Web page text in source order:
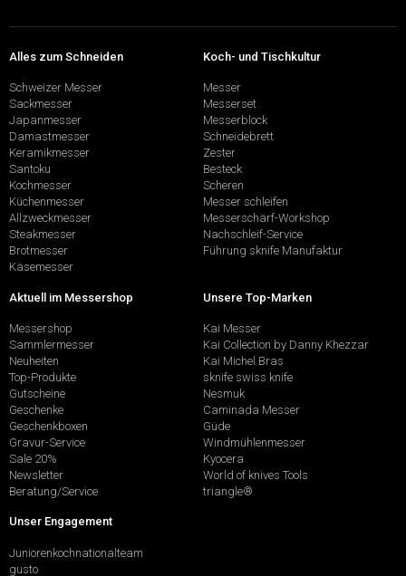
Alles zum Schneiden
Schweizer Messer
Sackmesser
Japanmesser
Damastmesser
Keramikmesser
Santoku
Kochmesser
Küchenmesser
Allzweckmesser
Steakmesser
Brotmesser
Käsemesser
Koch- und Tischkultur
Messer
Messerset
Messerblock
Schneidebrett
Zester
Besteck
Scheren
Messer schleifen
Messerschärf-Workshop
Nachschleif-Service
Führung sknife Manufaktur
Aktuell im Messershop
Messershop
Sammlermesser
Neuheiten
Top-Produkte
Gutscheine
Geschenke
Geschenkboxen
Gravur-Service
Sale 20%
Newsletter
Beratung/Service
Unsere Top-Marken
Kai Messer
Kai Collection by Danny Khezzar
Kai Michel Bras
sknife swiss knife
Nesmuk
Caminada Messer
Güde
Windmühlenmesser
Kyocera
World of knives Tools
triangle®
Unser Engagement
Juniorenkochnationalteam
gusto